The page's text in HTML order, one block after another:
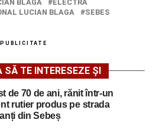
BLAGA
ELECTRA
LUCIAN BLAGA
SEBES
PUBLICITATE
SĂ TE INTERESEZE ȘI
de 70 de ani, rănit într-un
rutier produs pe strada
din Sebeș